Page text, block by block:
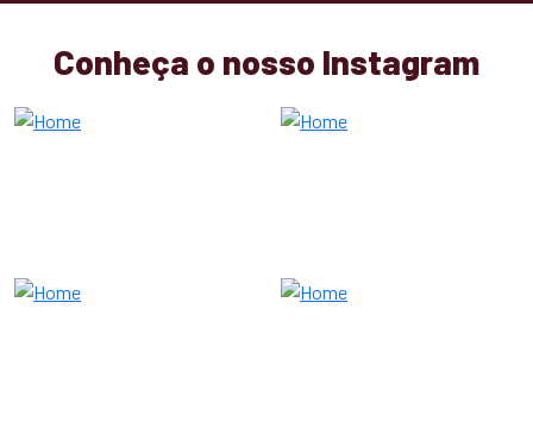
Conheça o nosso Instagram